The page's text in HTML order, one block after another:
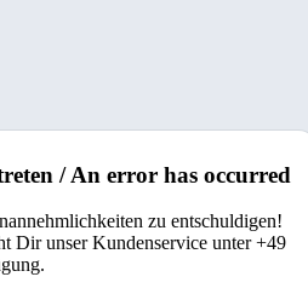
/ An error has occurred
zu entschuldigen!
Dir unser Kundenservice unter +49